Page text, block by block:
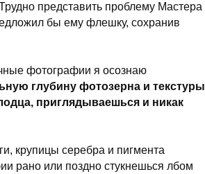
представить проблему Мастера
бы ему флешку, сохранив
фотографии я осознаю
глубину фотозерна и текстуры
приглядываешься и никак
крупицы серебра и пигмента
рано или поздно стукнешься лбом